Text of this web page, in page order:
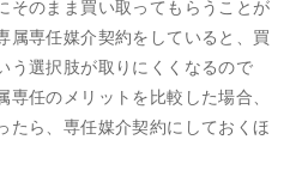
そのまま買い取ってもらうことが
属専任媒介契約をしていると、買
う選択肢が取りにくくなるので
任のメリットを比較した場合、
たら、専任媒介契約にしておくほ